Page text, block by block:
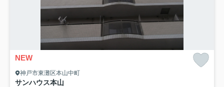
NEW
神戸市東灘区本山中町
サンハウス本山